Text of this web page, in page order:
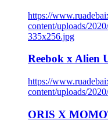
https://
content/uploads/
335x256.jpg
Reebok x Alien
https://
content/uploads/
ORIS X